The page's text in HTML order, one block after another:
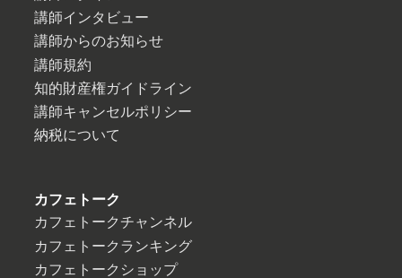
講師インタビュー
講師からのお知らせ
講師規約
知的財産権ガイドライン
講師キャンセルポリシー
納税について
カフェトーク
カフェトークチャンネル
カフェトークランキング
カフェトークショップ